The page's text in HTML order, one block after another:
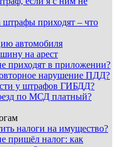
приходят – что
автомобиля
на арест
приходят в приложении?
нарушение ПДД?
у штрафов ГИБДД?
по МСД платный?
налоги на имущество?
пришёл налог: как